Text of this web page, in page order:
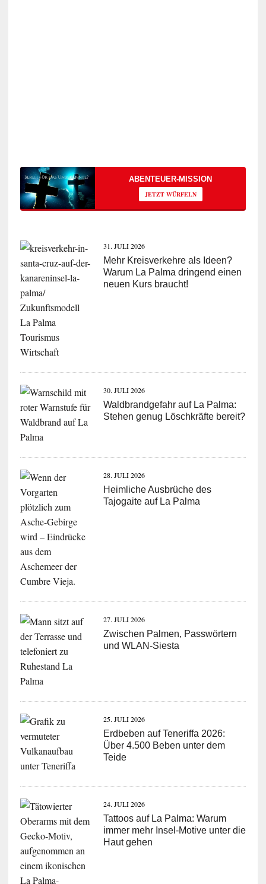
ABENTEUER-MISSION
JETZT WÜRFELN
31. JULI 2026
Mehr Kreisverkehre als Ideen?
Warum La Palma dringend einen
neuen Kurs braucht!
30. JULI 2026
Waldbrandgefahr auf La Palma:
Stehen genug Löschkräfte bereit?
28. JULI 2026
Heimliche Ausbrüche des
Tajogaite auf La Palma
27. JULI 2026
Zwischen Palmen, Passwörtern
und WLAN-Siesta
25. JULI 2026
Erdbeben auf Teneriffa 2026:
Über 4.500 Beben unter dem
Teide
24. JULI 2026
Tattoos auf La Palma: Warum
immer mehr Insel-Motive unter die
Haut gehen